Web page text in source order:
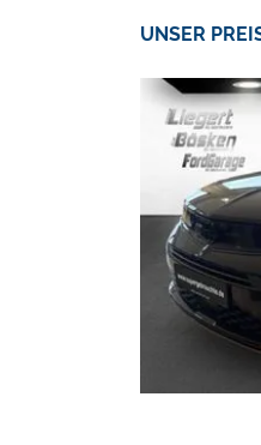
UNSER